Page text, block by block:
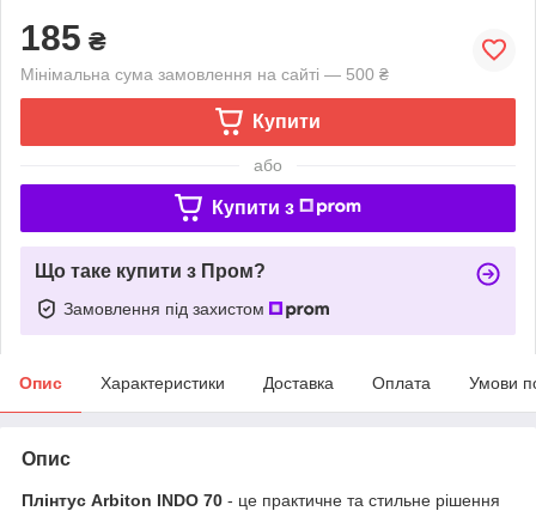
185 ₴
Мінімальна сума замовлення на сайті — 500 ₴
Купити
або
Купити з
Що таке купити з Пром?
Замовлення під захистом
Опис Характеристики Доставка Оплата Умови
Опис
Плінтус Arbiton INDO 70 - це практичне та стильне рішення